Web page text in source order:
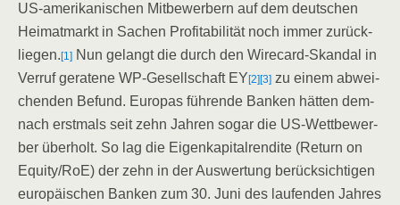
US-ame­ri­ka­ni­schen Mit­be­wer­bern auf dem deut­schen
Hei­mat­markt in Sachen Pro­fi­ta­bi­li­tät noch immer zurück­
lie­gen. [1] Nun gelangt die durch den Wire­card-Skan­dal in
Ver­ruf gera­te­ne WP-Gesell­schaft EY [2] [3] zu einem abwei­
chen­den Befund. Euro­pas füh­ren­de Ban­ken hät­ten dem­
nach erst­mals seit zehn Jah­ren sogar die US-Wett­be­wer­
ber über­holt. So lag die Eigen­ka­pi­tal­ren­di­te (Return on
Equity/​RoE) der zehn in der Aus­wer­tung berück­sich­ti­gen
euro­päi­schen Ban­ken zum 30. Juni des lau­fen­den Jah­res